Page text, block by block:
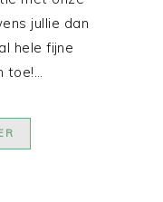
jullie dan
hele fijne
toe!…